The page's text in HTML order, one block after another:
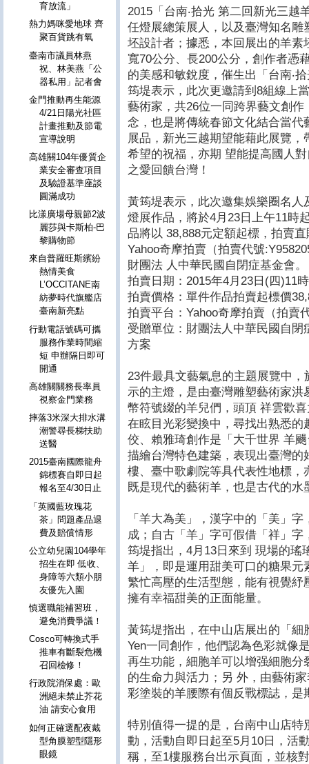
2015「台南‧拾光 第二回新光三越
任燈展總策展人，以及臺灣知名
坯設計者；據悉，本回展出的羊
寬70公分、長200公分，創作者憑
的美感和敏銳度，催生出「台南‧
筠堤表示，此次更邀請到8組線上
藝術家，共26位一同跨界藝文創
念，也是將傳統春節文化結合當
展品，新光三越期望能藉此展覽
希望的祝福，亦期 望能提高國人
之愛回饋台灣！
黃筠堤表示，此次邀集娛樂圈名
燈展作品，將於4月23日上午11時
品將以 38,888元定額起標，拍賣
Yahoo奇摩拍賣（拍賣代號
財團法 人中華民國自閉症基金會。
拍賣日期：2015年4月23日(四)11
拍賣價格：單件作品拍賣起標價
拍賣平台：Yahoo奇摩拍賣（拍賣
受贈單位：財團法人中華民國自
方案
23件最具文藝氣息的主題展覽中
示的主燈，是由臺灣雕塑藝術家
幣符號綴的羊兒們，頭頂 祥雲歡
在眩目光彩變換中，尋找出熟悉
佼、賴雅琦創作是「大千世界 羊
描繪台灣特色建築，表現出臺灣
樓、臺中歌劇院等具代表性地標
既是現代的藝術羊，也是古代的水
「羊大為美」，漢字中的「美」
成；自古「羊」字可假借「祥」
筠堤指出，4月13日來到 現場的瑤
羊」，即是運用甜美可口的糖果
繁忙高壓的生活型態，能有視覺
擁有幸福甜美的正面能量。
黃筠堤指出，在中山店展出的「
Yen一同創作，他們認為色彩就像
再生功能，細胞羊可以增强細胞
的生命力與活力；另 外，由藝術
彩塗裝的羊腰際有個反戰標誌，是
特別值得一提的是，台南中山店
動，活動自即日起至5月10日，活
稱，至1樓服務台出示頁面，並核
育放流」
熱力媽咪愛地球 齊
聚百貨跳有氧
臺南市議員林燕
祝、林美燕「公
器私用」記者會
金門推動再生能源
4/21日陽光社區
計畫推動及節電
宣導說明
高雄關104年優質企
業安全審查項目
及驗證基準座談
圓滿成功
比漾廣場母親節2波
麗莎與卡斯柏-巴
黎購物節
來自普羅旺斯繽紛
熱情美食
L’OCCITANE南
紡夢時代旗艦店
臺南新亮點
行動電話號碼可攜
服務作業時間縮
短 申辦隔日即可
開通
高雄關關務長率員
視察金門業務
摔落3米深大排水溝
潮警尋長梯扶助
送醫
2015臺南國際龍舟
錦標賽自即日起
報名至4/30日止
「英國藍玫瑰花
茶」問題產品退
費及賠償情形
公立幼兒園104學年
招生在即 低收、
身障等六類小朋
友優先入園
慎選職能補習班，
避免消費爭議！
Cosco可轉換式手
推車有斷裂危機
召回檢修！
行政院消保處：歐
洲絕未禁止芥花
油 請安心食用
如何正確選配夜戴
型角膜塑型隱形
眼鏡